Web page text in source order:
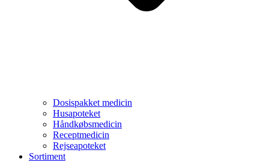
Dosispakket medicin
Husapoteket
Håndkøbsmedicin
Receptmedicin
Rejseapoteket
Sortiment